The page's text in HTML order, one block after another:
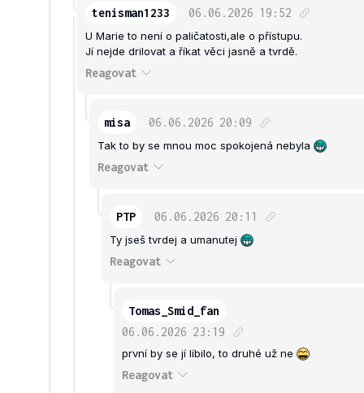
tenisman1233 06.06.2026 19:52
U Marie to není o paličatosti,ale o přístupu.
Jí nejde drilovat a říkat věci jasně a tvrdě.
Reagovat
misa 06.06.2026 20:09
Tak to by se mnou moc spokojená nebyla
Reagovat
PTP 06.06.2026 20:11
Ty jseš tvrdej a umanutej
Reagovat
Tomas_Smid_fan
06.06.2026 23:19
první by se jí líbilo, to druhé už ne
Reagovat